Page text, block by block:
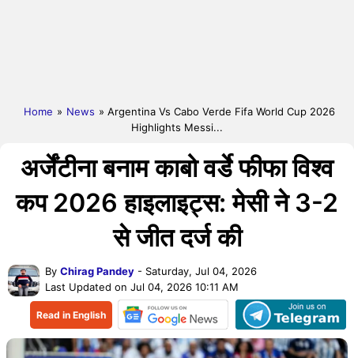
Home » News » Argentina Vs Cabo Verde Fifa World Cup 2026
Highlights Messi...
अर्जेंटीना बनाम काबो वर्डे फीफा विश्व
कप 2026 हाइलाइट्स: मेसी ने 3-2
से जीत दर्ज की
By Chirag Pandey - Saturday, Jul 04, 2026
Last Updated on Jul 04, 2026 10:11 AM
Read in English